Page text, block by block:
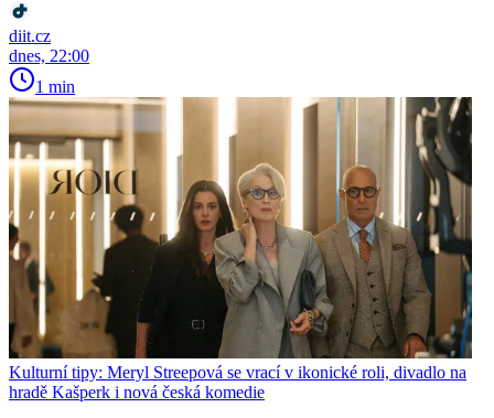
diit.cz
dnes, 22:00
1 min
Kulturní tipy: Meryl Streepová se vrací v ikonické roli, divadlo na
hradě Kašperk i nová česká komedie